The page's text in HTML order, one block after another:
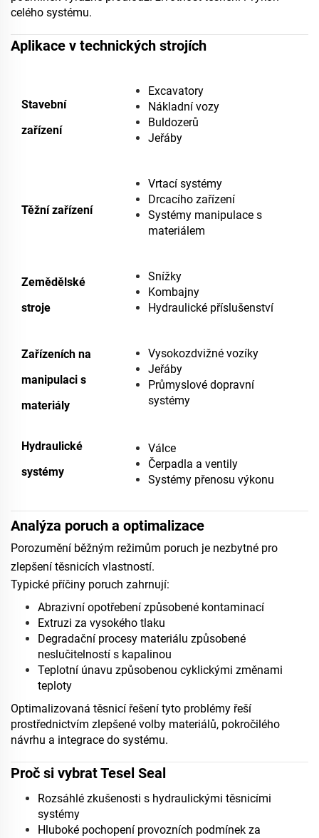
celého systému.
Aplikace v technických strojích
Stavební
zařízení
Excavatory
Nákladní vozy
Buldozerů
Jeřáby
Těžní zařízení
Vrtací systémy
Drcacího zařízení
Systémy manipulace s
materiálem
Zemědělské
stroje
Snížky
Kombajny
Hydraulické příslušenství
Zařízeních na
manipulaci s
materiály
Vysokozdvižné vozíky
Jeřáby
Průmyslové dopravní
systémy
Hydraulické
systémy
Válce
Čerpadla a ventily
Systémy přenosu výkonu
Analýza poruch a optimalizace
Porozumění běžným režimům poruch je nezbytné pro
zlepšení těsnicích vlastností.
Typické příčiny poruch zahrnují:
Abrazivní opotřebení způsobené kontaminací
Extruzi za vysokého tlaku
Degradační procesy materiálu způsobené
neslučitelností s kapalinou
Teplotní únavu způsobenou cyklickými změnami
teploty
Optimalizovaná těsnicí řešení tyto problémy řeší
prostřednictvím zlepšené volby materiálů, pokročilého
návrhu a integrace do systému.
Proč si vybrat Tesel Seal
Rozsáhlé zkušenosti s hydraulickými těsnicími
systémy
Hluboké pochopení provozních podmínek za